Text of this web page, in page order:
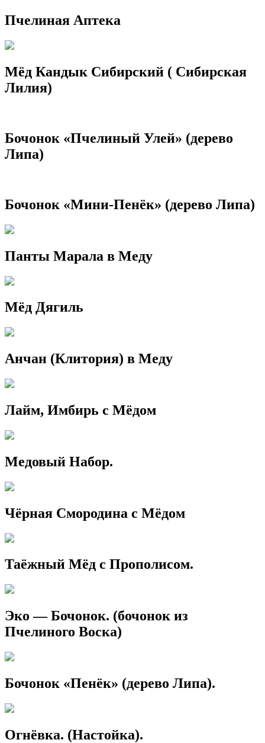
Пчелиная Аптека
Мёд Кандык Сибирский ( Сибирская
Лилия)
Бочонок «Пчелиный Улей» (дерево
Липа)
Бочонок «Мини-Пенёк» (дерево Липа)
Панты Марала в Меду
Мёд Дягиль
Анчан (Клитория) в Меду
Лайм, Имбирь с Мёдом
Медовый Набор.
Чёрная Смородина с Мёдом
Таёжный Мёд с Прополисом.
Эко — Бочонок. (бочонок из
Пчелиного Воска)
Бочонок «Пенёк» (дерево Липа).
Огнёвка. (Настойка).